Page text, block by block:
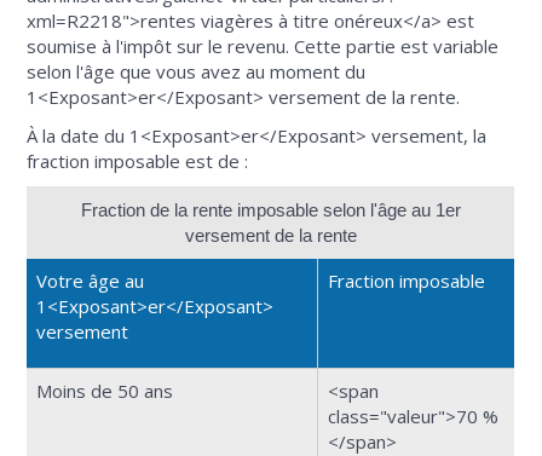
xml=R2218">rentes viagères à titre onéreux</a> est
soumise à l'impôt sur le revenu. Cette partie est variable
selon l'âge que vous avez au moment du
1<Exposant>er</Exposant> versement de la rente.
À la date du 1<Exposant>er</Exposant> versement, la
fraction imposable est de :
Fraction de la rente imposable selon l'âge au 1er
versement de la rente
Votre âge au
1<Exposant>er</Exposant>
versement
Fraction imposable
Moins de 50 ans
<span
class="valeur">70 %
</span>